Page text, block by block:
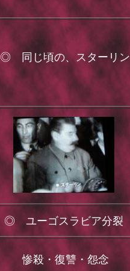
◎ 同じ頃の、スターリン
◎ ユーゴスラビア分裂
惨殺・復讐・怨念